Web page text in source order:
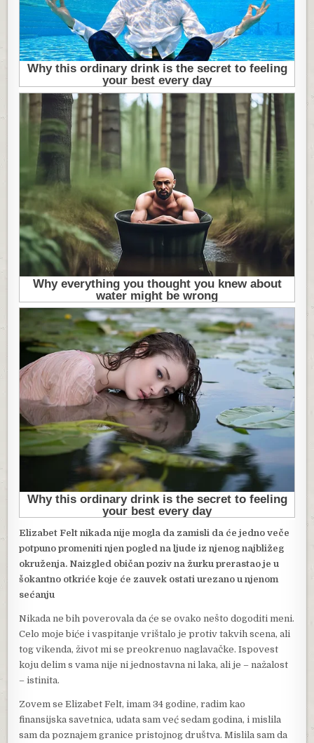
Elizabet Felt nikada nije mogla da zamisli da će jedno veče
potpuno promeniti njen pogled na ljude iz njenog najbližeg
okruženja. Naizgled običan poziv na žurku prerastao je u
šokantno otkriće koje će zauvek ostati urezano u njenom
sećanju
Nikada ne bih poverovala da će se ovako nešto dogoditi meni.
Celo moje biće i vaspitanje vrištalo je protiv takvih scena, ali
tog vikenda, život mi se preokrenuo naglavačke. Ispovest
koju delim s vama nije ni jednostavna ni laka, ali je – nažalost
– istinita.
Zovem se Elizabet Felt, imam 34 godine, radim kao
finansijska savetnica, udata sam već sedam godina, i mislila
sam da poznajem granice pristojnog društva. Mislila sam da